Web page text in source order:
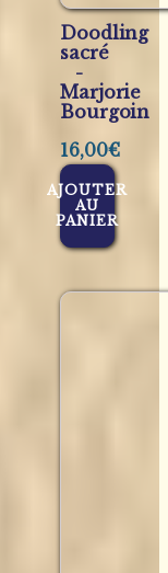
Doodling
sacré
-
Marjorie
Bourgoin
16,00€
AJOUTER
AU
PANIER